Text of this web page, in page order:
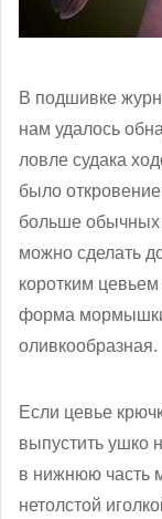
В подшивке
нам удалось
ловле судака
было
больше обычных
можно сделать
коротким
форма
оливкообразная.
Если цевье
выпустить ушко
в нижнюю часть
нетолстой